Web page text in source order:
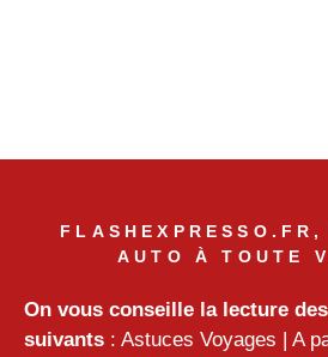
AUTO À TOUTE
On vous conseille la lecture
suivants : Astuces Voyages | A